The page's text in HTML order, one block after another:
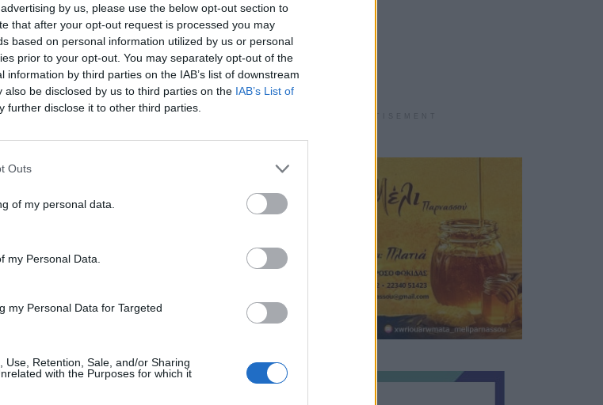
by us, please use the below opt-out section to
that after your opt-out request is processed you may
based on personal information utilized by us or personal
prior to your opt-out. You may separately opt-out of the
by third parties on the IAB’s list of downstream
be disclosed by us to third parties on the IAB’s List of
further disclose it to other third parties.
Outs
of my personal data.
my Personal Data.
my Personal Data for Targeted
Use, Retention, Sale, and/or Sharing
with the Purposes for which it